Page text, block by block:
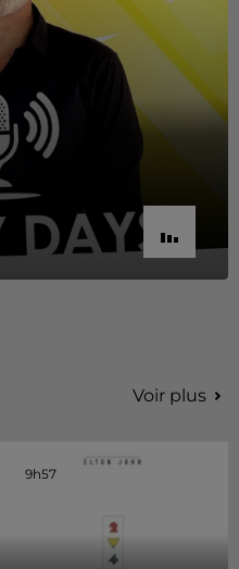
Voir plus
9h57
9h57